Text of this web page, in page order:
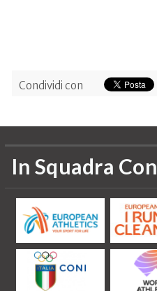
Condividi con
In Squadra Con